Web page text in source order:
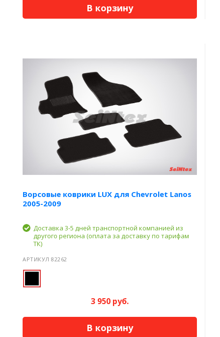
В корзину
Ворсовые коврики LUX для Chevrolet Lanos
2005-2009
Доставка 3-5 дней транспортной компанией из
другого региона (оплата за доставку по тарифам
ТК)
АРТИКУЛ 82262
3 950 руб.
В корзину